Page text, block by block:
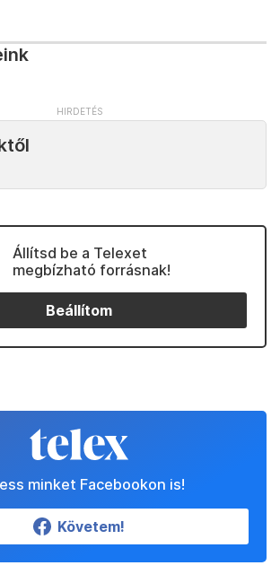
Állítsd be a Telexet
megbízható forrásnak!
Beállítom
minket Facebookon is!
Követem!